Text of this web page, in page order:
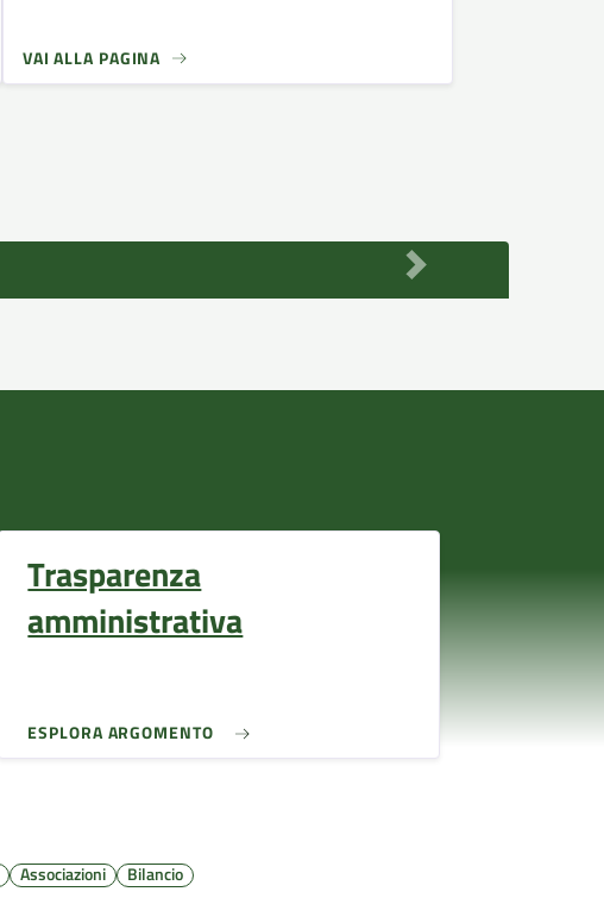
VAI ALLA PAGINA
Trasparenza
amministrativa
ESPLORA ARGOMENTO
Associazioni
Bilancio